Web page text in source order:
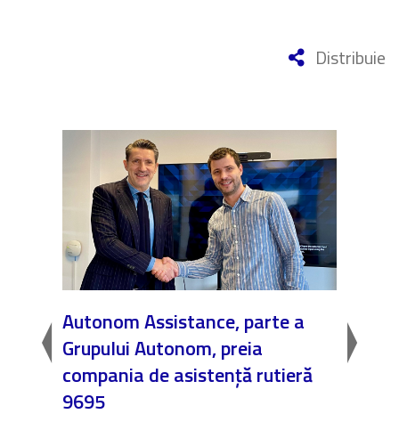
Distribuie
Autonom Assistance, parte a
Grupului Autonom, preia
compania de asistență rutieră
9695
❤️